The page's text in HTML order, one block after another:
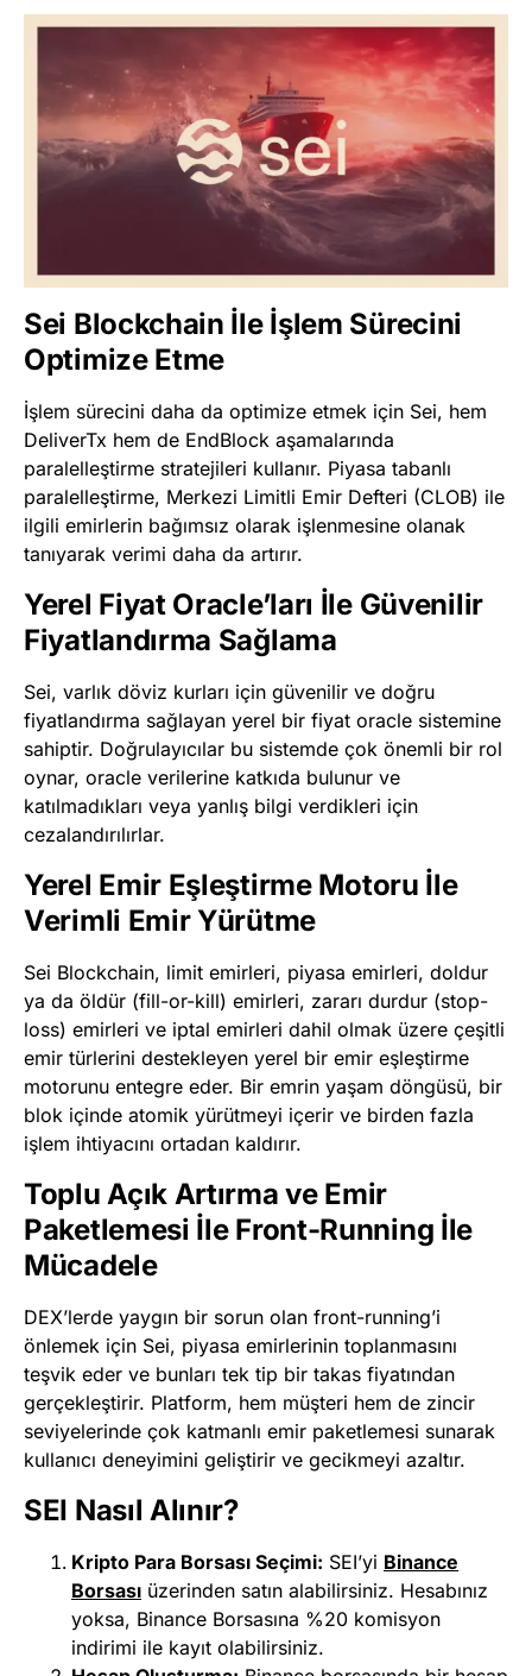
Sei Blockchain İle İşlem Sürecini
Optimize Etme
İşlem sürecini daha da optimize etmek için Sei, hem
DeliverTx hem de EndBlock aşamalarında
paralelleştirme stratejileri kullanır. Piyasa tabanlı
paralelleştirme, Merkezi Limitli Emir Defteri (CLOB) ile
ilgili emirlerin bağımsız olarak işlenmesine olanak
tanıyarak verimi daha da artırır.
Yerel Fiyat Oracle’ları İle Güvenilir
Fiyatlandırma Sağlama
Sei, varlık döviz kurları için güvenilir ve doğru
fiyatlandırma sağlayan yerel bir fiyat oracle sistemine
sahiptir. Doğrulayıcılar bu sistemde çok önemli bir rol
oynar, oracle verilerine katkıda bulunur ve
katılmadıkları veya yanlış bilgi verdikleri için
cezalandırılırlar.
Yerel Emir Eşleştirme Motoru İle
Verimli Emir Yürütme
Sei Blockchain, limit emirleri, piyasa emirleri, doldur
ya da öldür (fill-or-kill) emirleri, zararı durdur (stop-
loss) emirleri ve iptal emirleri dahil olmak üzere çeşitli
emir türlerini destekleyen yerel bir emir eşleştirme
motorunu entegre eder. Bir emrin yaşam döngüsü, bir
blok içinde atomik yürütmeyi içerir ve birden fazla
işlem ihtiyacını ortadan kaldırır.
Toplu Açık Artırma ve Emir
Paketlemesi İle Front-Running İle
Mücadele
DEX’lerde yaygın bir sorun olan front-running’i
önlemek için Sei, piyasa emirlerinin toplanmasını
teşvik eder ve bunları tek tip bir takas fiyatından
gerçekleştirir. Platform, hem müşteri hem de zincir
seviyelerinde çok katmanlı emir paketlemesi sunarak
kullanıcı deneyimini geliştirir ve gecikmeyi azaltır.
SEI Nasıl Alınır?
Kripto Para Borsası Seçimi: SEI’yi Binance
Borsası üzerinden satın alabilirsiniz. Hesabınız
yoksa, Binance Borsasına %20 komisyon
indirimi ile kayıt olabilirsiniz.